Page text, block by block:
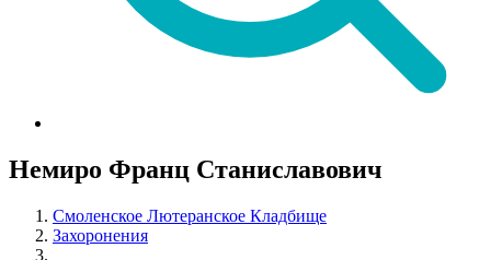
Немиро Франц Станиславович
Смоленское Лютеранское Кладбище
Захоронения